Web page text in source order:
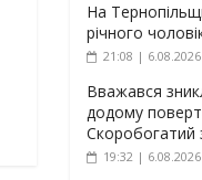
На
річного
21:08 | 6.08.2026
Вважався
додому
Скоробогатий
19:32 | 6.08.2026